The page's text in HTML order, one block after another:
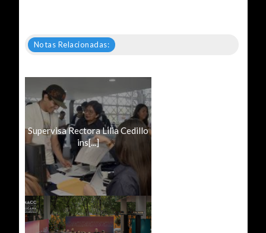
Notas Relacionadas:
Supervisa Rectora Lilia Cedillo
ins[...]